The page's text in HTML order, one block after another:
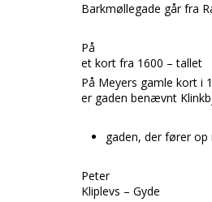
Barkmøllegade går fra
På
et kort fra 1600 – tallet
På Meyers gamle kort i
er gaden benævnt
gaden, der fører op
Peter
Kliplevs – Gyde